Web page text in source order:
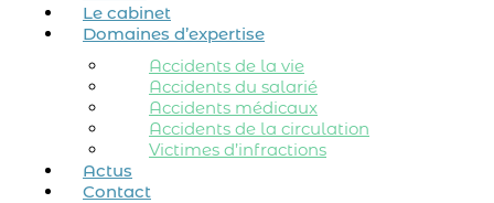
Le cabinet
Domaines d’expertise
Accidents de la vie
Accidents du salarié
Accidents médicaux
Accidents de la circulation
Victimes d’infractions
Actus
Contact